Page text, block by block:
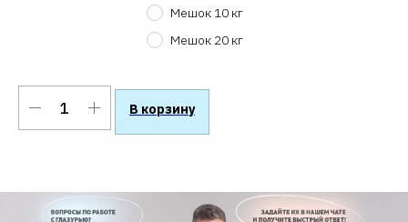
Мешок 10 кг
Мешок 20 кг
В корзину